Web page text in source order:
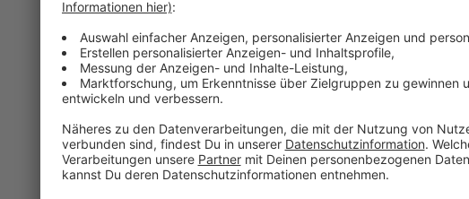
Hagel um 2 cm. In der zweiten
Dies ist ein Hinweis auf eine Wetterlage
Vorbereitung von Schutzmaßnahmen
Gewitter mit den genannten